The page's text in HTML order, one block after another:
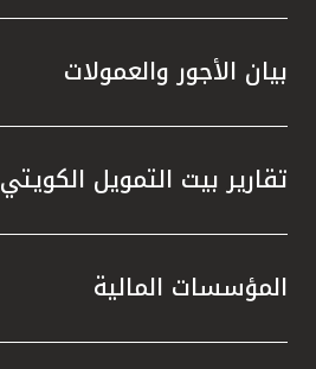
بيان الأجور والعمولات
تقارير بيت التمويل الكويتي
المؤسسات المالية